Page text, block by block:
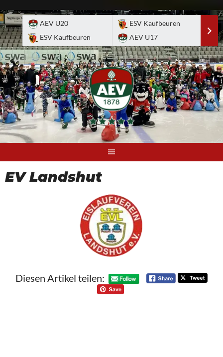
to
content
AEV U20
ESV Kaufbeuren
ESV Kaufbeuren
AEV U17
EV Landshut
Diesen Artikel teilen: